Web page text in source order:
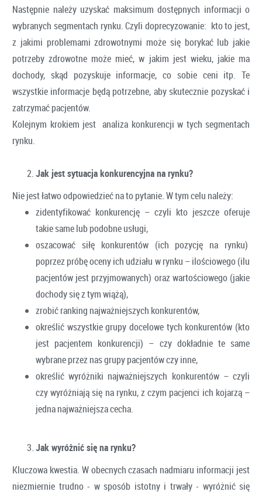
Następnie należy uzyskać maksimum dostępnych informacji o
wybranych segmentach rynku. Czyli doprecyzowanie: kto to jest,
z jakimi problemami zdrowotnymi może się borykać lub jakie
potrzeby zdrowotne może mieć, w jakim jest wieku, jakie ma
dochody, skąd pozyskuje informacje, co sobie ceni itp. Te
wszystkie informacje będą potrzebne, aby skutecznie pozyskać i
zatrzymać pacjentów.
Kolejnym krokiem jest analiza konkurencji w tych segmentach
rynku.
Jak jest sytuacja konkurencyjna na rynku?
Nie jest łatwo odpowiedzieć na to pytanie. W tym celu należy:
zidentyfikować konkurencję – czyli kto jeszcze oferuje
takie same lub podobne usługi,
oszacować siłę konkurentów (ich pozycję na rynku)
poprzez próbę oceny ich udziału w rynku – ilościowego (ilu
pacjentów jest przyjmowanych) oraz wartościowego (jakie
dochody się z tym wiążą),
zrobić ranking najważniejszych konkurentów,
określić wszystkie grupy docelowe tych konkurentów (kto
jest pacjentem konkurencji) – czy dokładnie te same
wybrane przez nas grupy pacjentów czy inne,
określić wyróżniki najważniejszych konkurentów – czyli
czy wyróżniają się na rynku, z czym pacjenci ich kojarzą –
jedna najważniejsza cecha.
Jak wyróżnić się na rynku?
Kluczowa kwestia. W obecnych czasach nadmiaru informacji jest
niezmiernie trudno - w sposób istotny i trwały - wyróżnić się